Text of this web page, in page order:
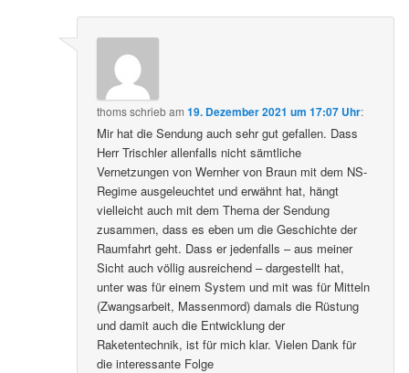
thomsschriebam19. Dezember 2021 um 17:07 Uhr:
Mir hat die Sendung auch sehr gut gefallen. Dass
Herr Trischler allenfalls nicht sämtliche
Vernetzungen von Wernher von Braun mit dem NS-
Regime ausgeleuchtet und erwähnt hat, hängt
vielleicht auch mit dem Thema der Sendung
zusammen, dass es eben um die Geschichte der
Raumfahrt geht. Dass er jedenfalls – aus meiner
Sicht auch völlig ausreichend – dargestellt hat,
unter was für einem System und mit was für Mitteln
(Zwangsarbeit, Massenmord) damals die Rüstung
und damit auch die Entwicklung der
Raketentechnik, ist für mich klar. Vielen Dank für
die interessante Folge